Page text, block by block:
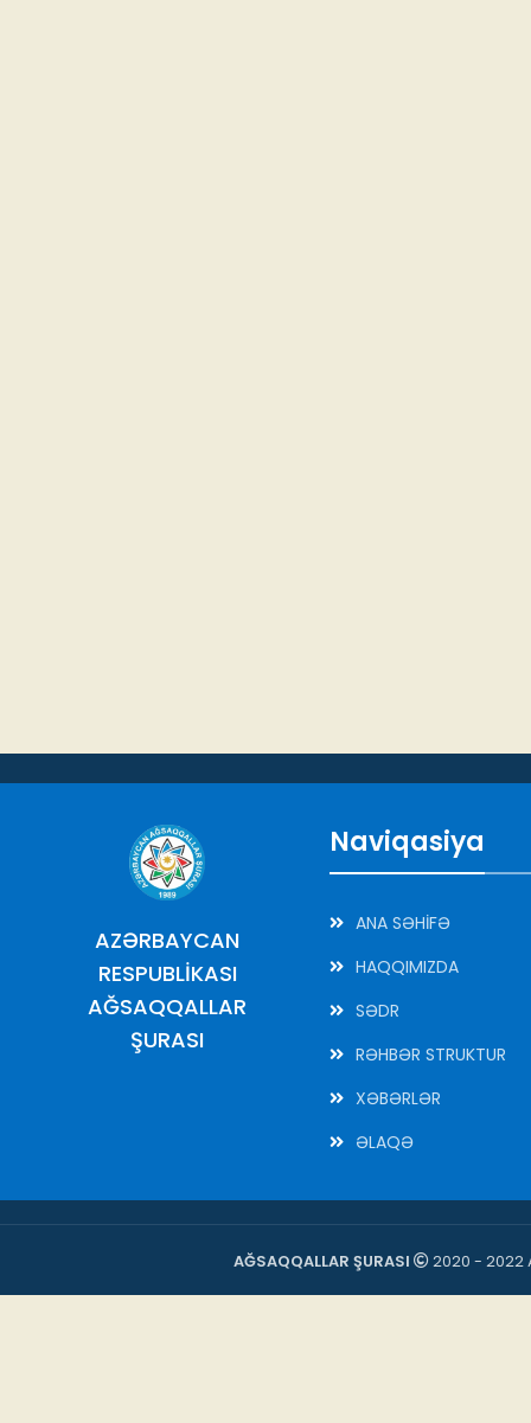
AZƏRBAYCAN
RESPUBLİKASI
AĞSAQQALLAR
ŞURASI
Naviqasiya
ANA SƏHİFƏ
HAQQIMIZDA
SƏDR
RƏHBƏR STRUKTUR
XƏBƏRLƏR
ƏLAQƏ
AĞSAQQALLAR ŞURASI 2020 - 2022